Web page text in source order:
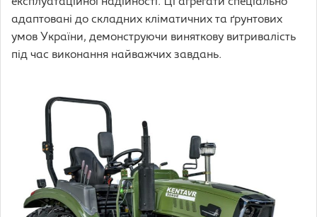
адаптовані до складних кліматичних та ґрунтових
умов України, демонструючи виняткову витривалість
під час виконання найважчих завдань.